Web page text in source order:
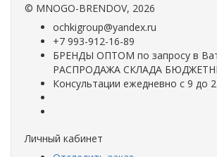
© MNOGO-BRENDOV, 2026
ochkigroup@yandex.ru
+7 993-912-16-89
БРЕНДЫ ОПТОМ по запросу в
РАСПРОДАЖА СКЛАДА
Консультации ежедневно с 9 до
Личный кабинет